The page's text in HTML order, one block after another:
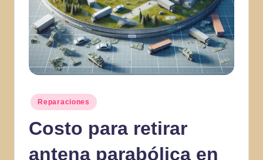
Publicado
en
Reparaciones
Costo para retirar
antena parabólica en